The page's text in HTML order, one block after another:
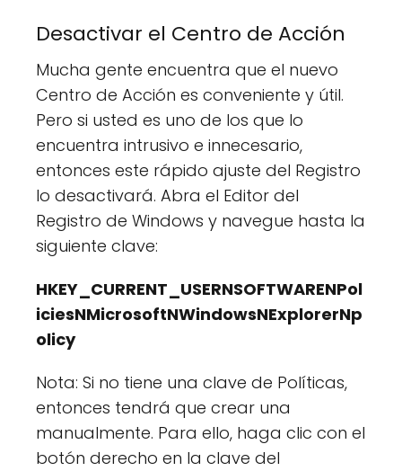
Desactivar el Centro de Acción
Mucha gente encuentra que el nuevo
Centro de Acción es conveniente y útil.
Pero si usted es uno de los que lo
encuentra intrusivo e innecesario,
entonces este rápido ajuste del Registro
lo desactivará. Abra el Editor del
Registro de Windows y navegue hasta la
siguiente clave:
HKEY_CURRENT_USERNSOFTWARENPol
iciesNMicrosoftNWindowsNExplorerNp
olicy
Nota: Si no tiene una clave de Políticas,
entonces tendrá que crear una
manualmente. Para ello, haga clic con el
botón derecho en la clave del